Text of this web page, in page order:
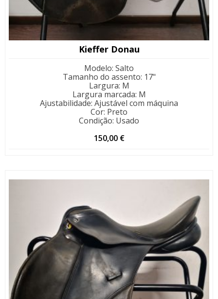
Kieffer Donau
Modelo: Salto
Tamanho do assento: 17"
Largura: M
Largura marcada: M
Ajustabilidade: Ajustável com máquina
Cor: Preto
Condição: Usado
150,00 €